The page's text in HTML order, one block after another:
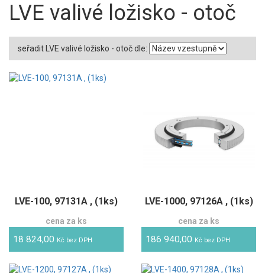
LVE valivé ložisko - otoč
seřadit LVE valivé ložisko - otoč dle:
LVE-100, 97131A , (1ks)
cena za ks
18 824,00 Kč bez DPH
LVE-1000, 97126A , (1ks)
cena za ks
186 940,00 Kč bez DPH